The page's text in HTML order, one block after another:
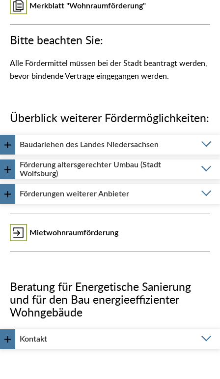
Merkblatt "Wohnraumförderung"
Bitte beachten Sie:
Alle Fördermittel müssen bei der Stadt beantragt werden,
bevor bindende Verträge eingegangen werden.
Überblick weiterer Fördermöglichkeiten:
Baudarlehen des Landes Niedersachsen
Förderung altersgerechter Umbau (Stadt
Wolfsburg)
Förderungen weiterer Anbieter
Mietwohnraumförderung
Beratung für Energetische Sanierung
und für den Bau energieeffizienter
Wohngebäude
Kontakt